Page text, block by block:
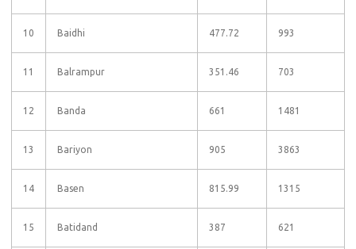
10 Baidhi 477.72 993
11 Balrampur 351.46 703
12 Banda 661 1481
13 Bariyon 905 3863
14 Basen 815.99 1315
15 Batidand 387 621